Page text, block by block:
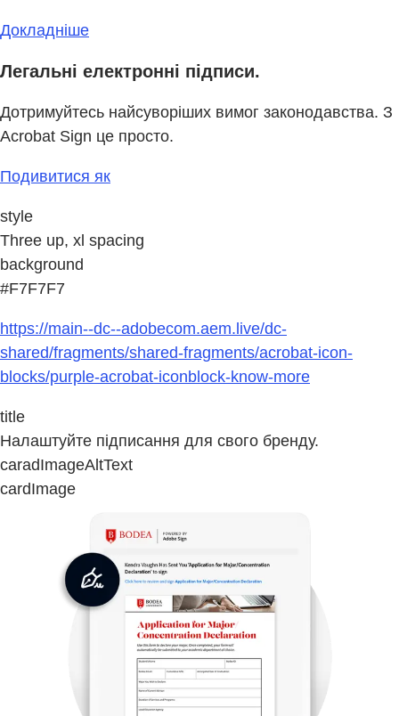
Докладніше
Легальні електронні підписи.
Дотримуйтесь найсуворіших вимог законодавства. З
Acrobat Sign це просто.
Подивитися як
style
Three up, xl spacing
background
#F7F7F7
https://main--dc--adobecom.aem.live/dc-
shared/fragments/shared-fragments/acrobat-icon-
blocks/purple-acrobat-iconblock-know-more
title
Налаштуйте підписання для свого бренду.
caradImageAltText
cardImage